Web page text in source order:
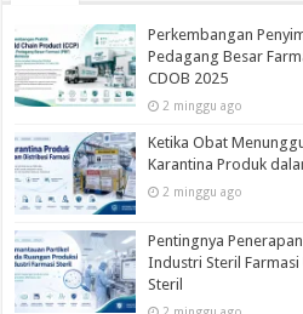
Perkembangan
Pedagang Besar
CDOB 2025
2 minggu ago
Ketika Obat
Karantina Produk
2 minggu ago
Pentingnya
Industri Steril
Steril